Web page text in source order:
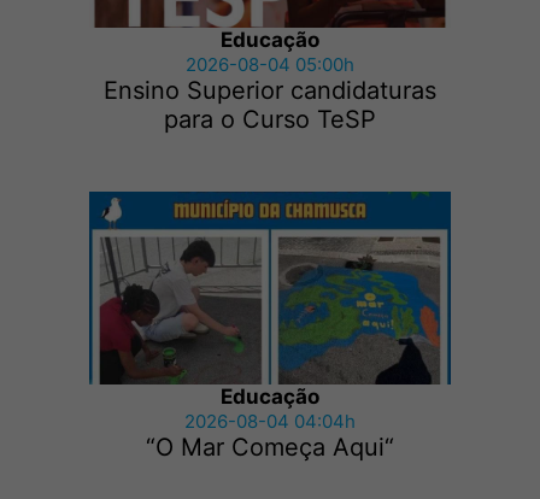
Educação
2026-08-04 05:00h
Ensino Superior candidaturas
para o Curso TeSP
Educação
2026-08-04 04:04h
“O Mar Começa Aqui“